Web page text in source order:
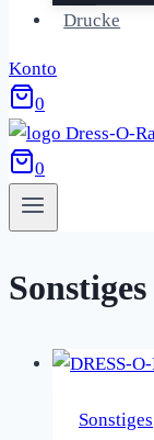
Drucke
Konto
0
0
Sonstiges
Sonstiges